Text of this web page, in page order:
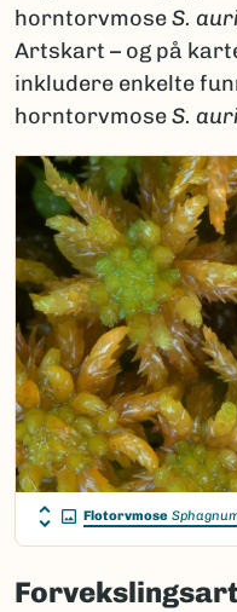
horntorvmoseS.
Artskart – og på
inkludere enkelte
horntorvmoseS.
Flotorvmose